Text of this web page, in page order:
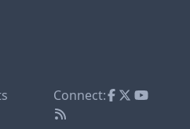
Connect: